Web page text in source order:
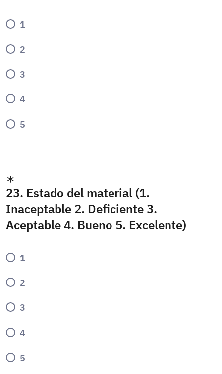
1
2
3
4
5
23. Estado del material (1.
Inaceptable 2. Deficiente 3.
Aceptable 4. Bueno 5. Excelente)
1
2
3
4
5